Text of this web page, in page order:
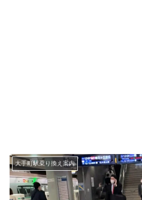
大手町駅乗り換え案内